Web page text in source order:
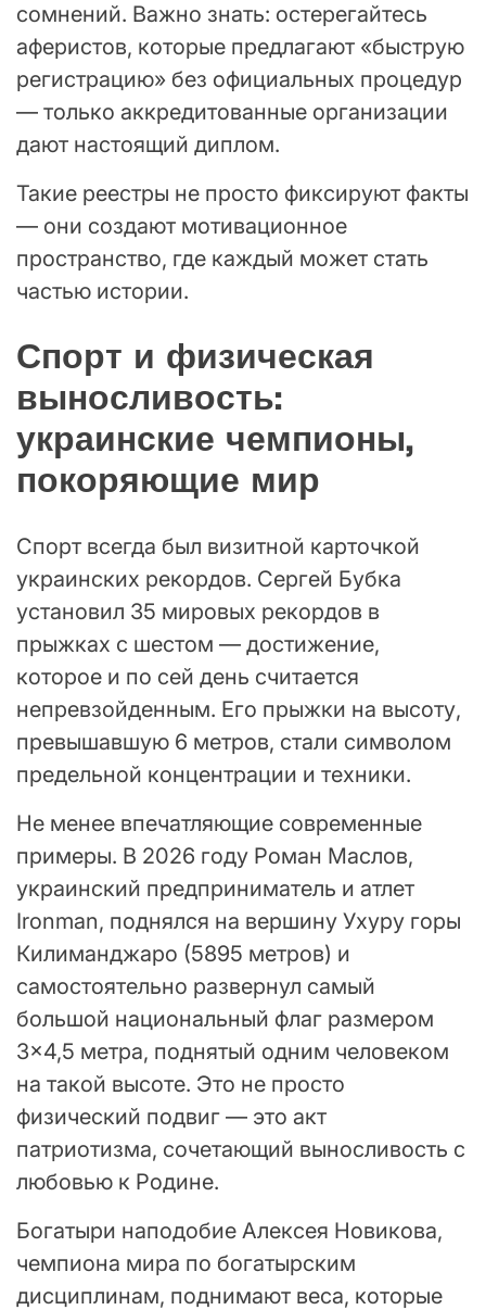
сомнений. Важно знать: остерегайтесь
аферистов, которые предлагают «быструю
регистрацию» без официальных процедур
— только аккредитованные организации
дают настоящий диплом.
Такие реестры не просто фиксируют факты
— они создают мотивационное
пространство, где каждый может стать
частью истории.
Спорт и физическая
выносливость:
украинские чемпионы,
покоряющие мир
Спорт всегда был визитной карточкой
украинских рекордов. Сергей Бубка
установил 35 мировых рекордов в
прыжках с шестом — достижение,
которое и по сей день считается
непревзойденным. Его прыжки на высоту,
превышавшую 6 метров, стали символом
предельной концентрации и техники.
Не менее впечатляющие современные
примеры. В 2026 году Роман Маслов,
украинский предприниматель и атлет
Ironman, поднялся на вершину Ухуру горы
Килиманджаро (5895 метров) и
самостоятельно развернул самый
большой национальный флаг размером
3×4,5 метра, поднятый одним человеком
на такой высоте. Это не просто
физический подвиг — это акт
патриотизма, сочетающий выносливость с
любовью к Родине.
Богатыри наподобие Алексея Новикова,
чемпиона мира по богатырским
дисциплинам, поднимают веса, которые